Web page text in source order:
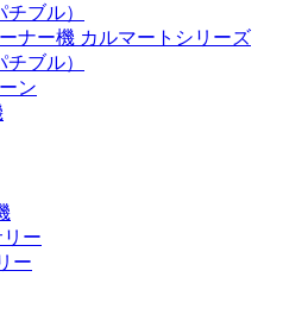
チブル）
ナー機 カルマートシリーズ
チブル）
ン
ー
ー